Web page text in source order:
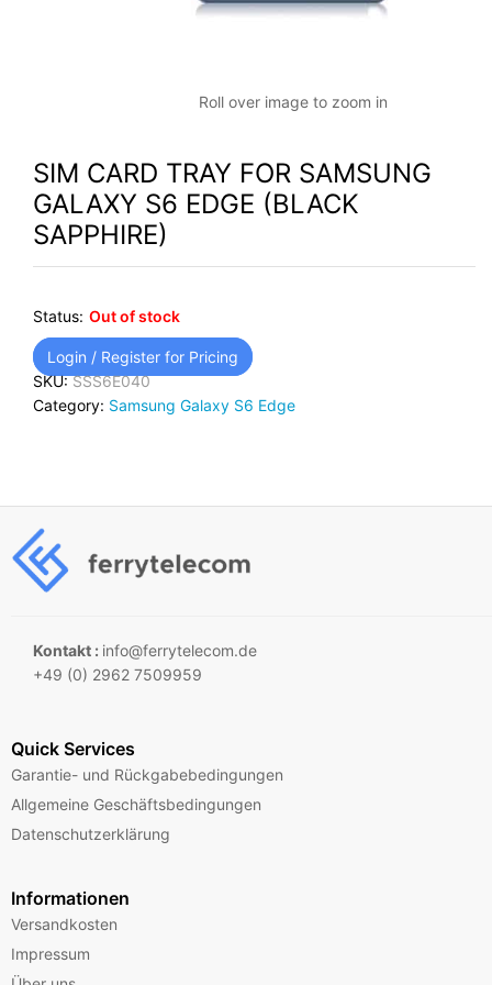
Roll over image to zoom in
SIM CARD TRAY FOR SAMSUNG
GALAXY S6 EDGE (BLACK
SAPPHIRE)
Status: Out of stock
Login / Register for Pricing
SKU:SSS6E040
Category: Samsung Galaxy S6 Edge
Kontakt : info@ferrytelecom.de
+49 (0) 2962 7509959
Quick Services
Garantie- und Rückgabebedingungen
Allgemeine Geschäftsbedingungen
Datenschutzerklärung
Informationen
Versandkosten
Impressum